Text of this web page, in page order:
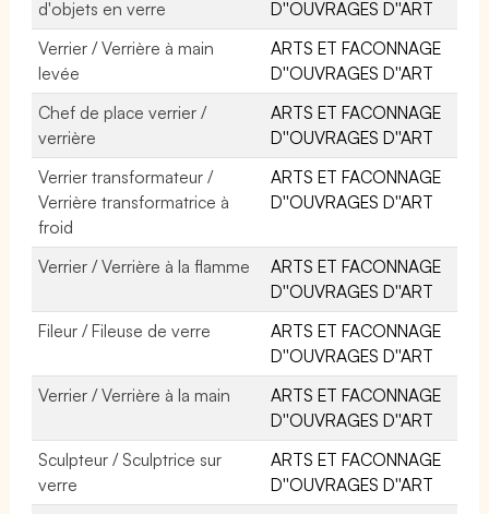
d'objets en verre
D''OUVRAGES D''ART
Verrier / Verrière à main
levée
ARTS ET FACONNAGE
D''OUVRAGES D''ART
Chef de place verrier /
verrière
ARTS ET FACONNAGE
D''OUVRAGES D''ART
Verrier transformateur /
Verrière transformatrice à
froid
ARTS ET FACONNAGE
D''OUVRAGES D''ART
Verrier / Verrière à la flamme
ARTS ET FACONNAGE
D''OUVRAGES D''ART
Fileur / Fileuse de verre
ARTS ET FACONNAGE
D''OUVRAGES D''ART
Verrier / Verrière à la main
ARTS ET FACONNAGE
D''OUVRAGES D''ART
Sculpteur / Sculptrice sur
verre
ARTS ET FACONNAGE
D''OUVRAGES D''ART